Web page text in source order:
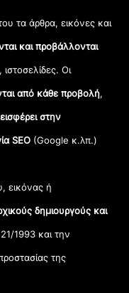
τα άρθρα, εικόνες και
και προβάλλονται
Οι
από κάθε προβολή,
στην
SEO (Google κ.λπ.)
εικόνας ή
δημιουργούς και
1993 και την
της